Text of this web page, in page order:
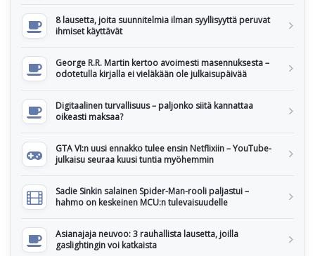
8 lausetta, joita suunnitelmia ilman syyllisyyttä peruvat
ihmiset käyttävät
George R.R. Martin kertoo avoimesti masennuksesta –
odotetulla kirjalla ei vieläkään ole julkaisupäivää
Digitaalinen turvallisuus – paljonko siitä kannattaa
oikeasti maksaa?
GTA VI:n uusi ennakko tulee ensin Netflixiin – YouTube-
julkaisu seuraa kuusi tuntia myöhemmin
Sadie Sinkin salainen Spider-Man-rooli paljastui –
hahmo on keskeinen MCU:n tulevaisuudelle
Asianajaja neuvoo: 3 rauhallista lausetta, joilla
gaslightingin voi katkaista